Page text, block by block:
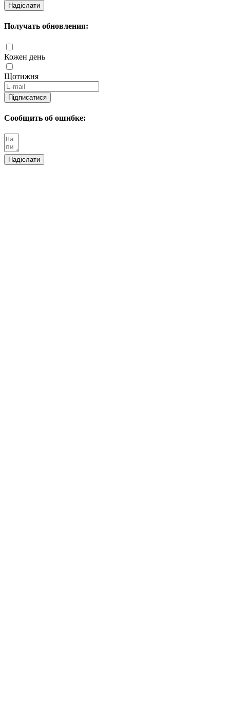
Надіслати
Получать обновления:
Кожен день
Щотижня
Підписатися
Сообщить об ошибке:
Надіслати